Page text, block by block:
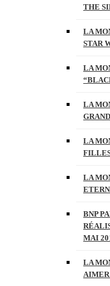
THE
LA
STAR
LA
LA
LA
LA
BNP
MAI
LA